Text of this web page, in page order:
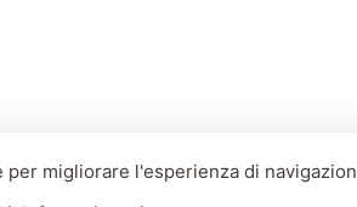
per migliorare l'esperienza di